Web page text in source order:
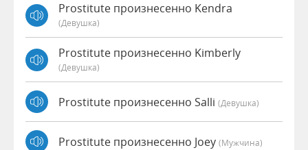
Prostitute произнесенно Kendra
(девушка)
Prostitute произнесенно Kimberly
(девушка)
Prostitute произнесенно Salli (девушка)
Prostitute произнесенно Joey (мужчина)